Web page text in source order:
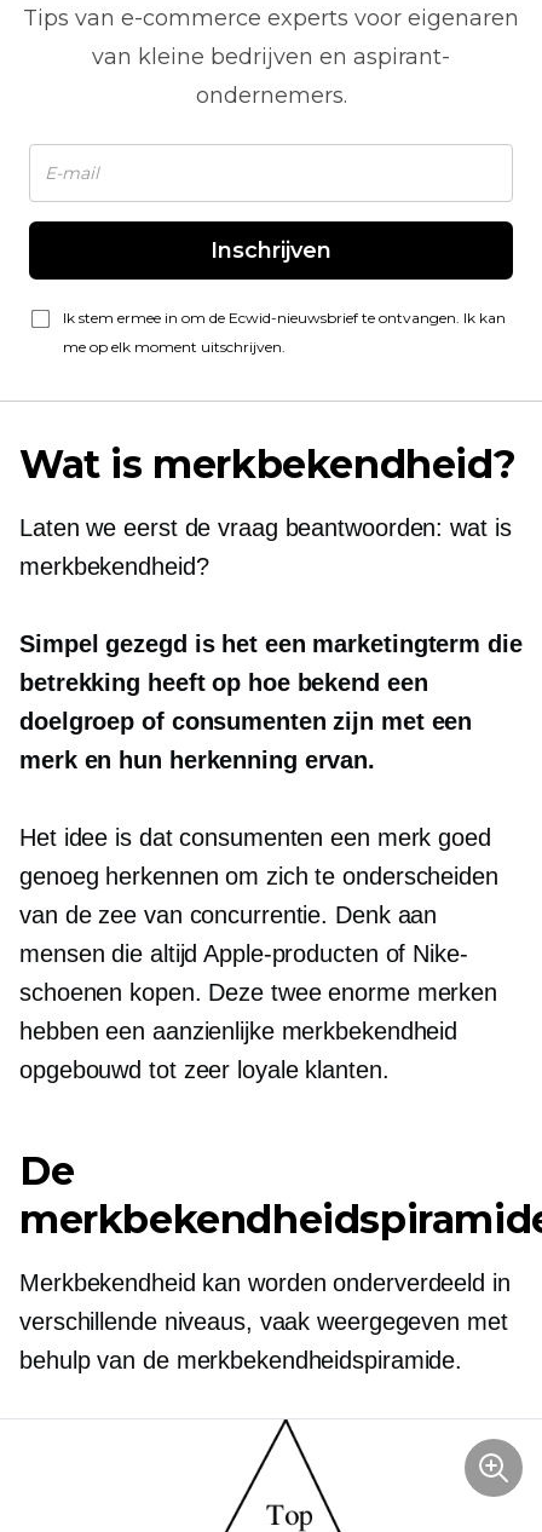
Tips van e-commerce experts voor eigenaren
van kleine bedrijven en aspirant-
ondernemers.
Inschrijven
Ik stem ermee in om de Ecwid-nieuwsbrief te ontvangen. Ik kan
me op elk moment uitschrijven.
Wat is merkbekendheid?
Laten we eerst de vraag beantwoorden: wat is
merkbekendheid?
Simpel gezegd is het een marketingterm die
betrekking heeft op hoe bekend een
doelgroep of consumenten zijn met een
merk en hun herkenning ervan.
Het idee is dat consumenten een merk goed
genoeg herkennen om zich te onderscheiden
van de zee van concurrentie. Denk aan
mensen die altijd Apple-producten of Nike-
schoenen kopen. Deze twee enorme merken
hebben een aanzienlijke merkbekendheid
opgebouwd tot zeer loyale klanten.
De
Merkbekendheid kan worden onderverdeeld in
verschillende niveaus, vaak weergegeven met
behulp van de merkbekendheidspiramide.